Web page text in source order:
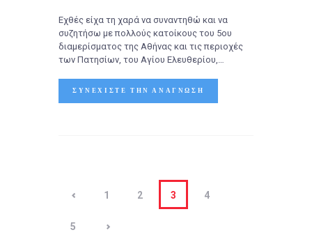
Εχθές είχα τη χαρά να συναντηθώ και να
συζητήσω με πολλούς κατοίκους του 5ου
διαμερίσματος της Αθήνας και τις περιοχές
των Πατησίων, του Αγίου Ελευθερίου,…
ΣΥΝΕΧΊΣΤΕ ΤΗΝ ΑΝΆΓΝΩΣΗ
1 2 3 4
5